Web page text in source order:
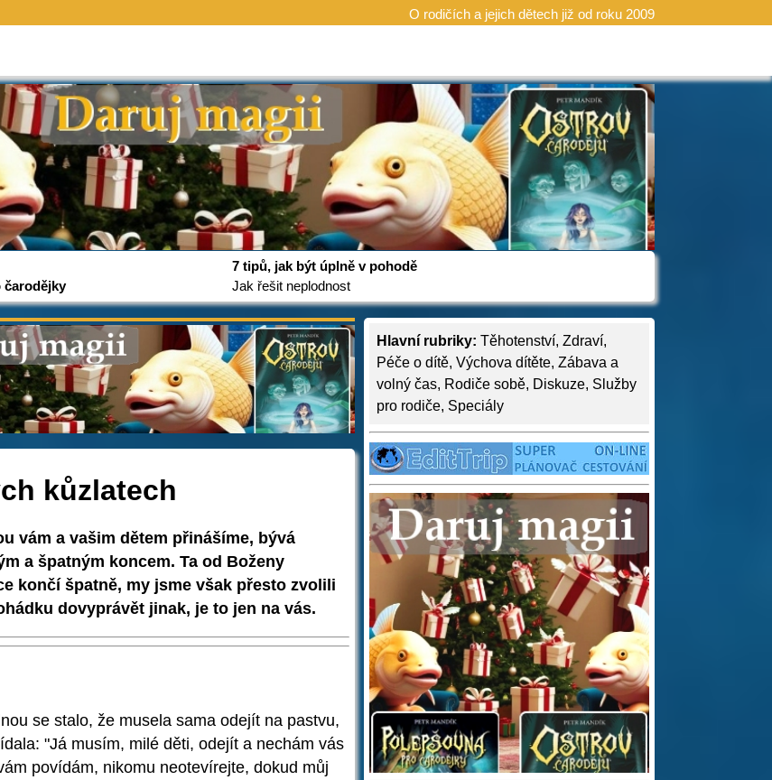
O rodičích a jejich dětech již od roku 2009
čarodějky
7 tipů, jak být úplně v pohodě
Jak řešit neplodnost
Hlavní rubriky: Těhotenství, Zdraví,
Péče o dítě, Výchova dítěte, Zábava a
volný čas, Rodiče sobě, Diskuze, Služby
pro rodiče, Speciály
kůzlatech
vám a vašim dětem přinášíme, bývá
a špatným koncem. Ta od Boženy
končí špatně, my jsme však přesto zvolili
dovyprávět jinak, je to jen na vás.
se stalo, že musela sama odejít na pastvu,
"Já musím, milé děti, odejít a nechám vás
povídám, nikomu neotevírejte, dokud můj